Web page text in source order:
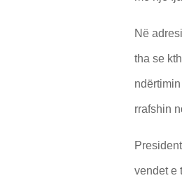
Në
tha se
rrafshin
vendet e